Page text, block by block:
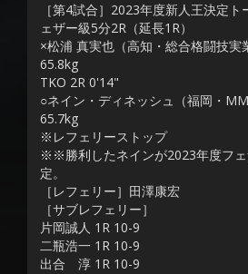
［第4試合］2023年度新人王決定
ェザー級5分2R（延長1R）
×松浦 真実也（高知・総合格闘技実
65.8kg
TKO 2R 0'14"
○ネイン・ディネッシュ（福岡・
65.7kg
※レフェリーストップ
※※勝利したネインが2023年度フ
定。
［レフェリー］田澤康宏
［サブレフェリー］
片岡誠人 1R 10-9
二瓶浩一 1R 10-9
出合 淳 1R 10-9